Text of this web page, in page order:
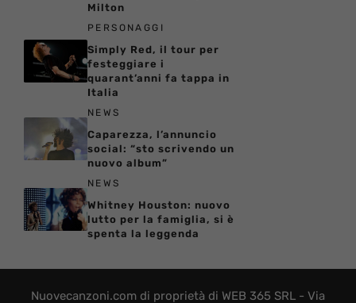
Milton
PERSONAGGI
Simply Red, il tour per
festeggiare i
quarant’anni fa tappa in
Italia
NEWS
Caparezza, l’annuncio
social: “sto scrivendo un
nuovo album”
NEWS
Whitney Houston: nuovo
lutto per la famiglia, si è
spenta la leggenda
Nuovecanzoni.com di proprietà di WEB 365 SRL - Via